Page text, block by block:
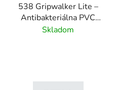
538 Gripwalker Lite –
Antibakteriálna PVC
rohož do mokrého
Skladom